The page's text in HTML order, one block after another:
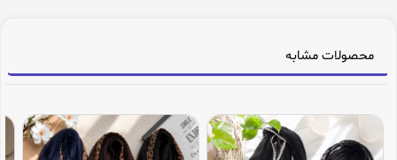
محصولات مشابه